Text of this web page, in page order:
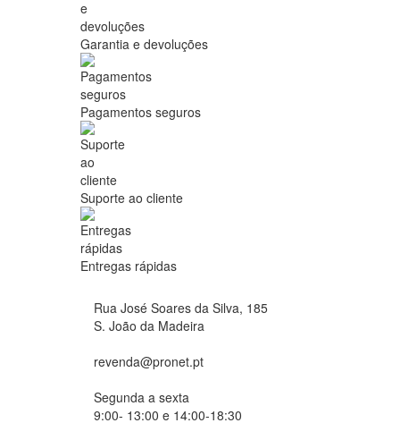
Garantia e devoluções
Pagamentos seguros
Suporte ao cliente
Entregas rápidas
Rua José Soares da Silva, 185
S. João da Madeira
revenda@pronet.pt
Segunda a sexta
9:00- 13:00 e 14:00-18:30